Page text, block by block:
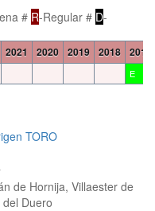
# R-Regular # D-
2021 2020 2019 2018 2017
E
TORO
de Hornija, Villaester de
Duero